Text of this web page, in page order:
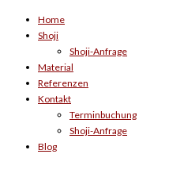
Home
Shoji
Shoji-Anfrage
Material
Referenzen
Kontakt
Terminbuchung
Shoji-Anfrage
Blog